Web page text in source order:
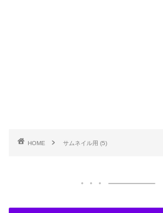
HOME サムネイル用 (5)